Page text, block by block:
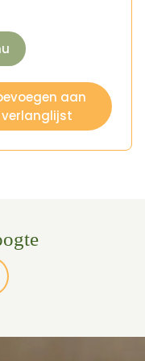
aan
verlanglijst